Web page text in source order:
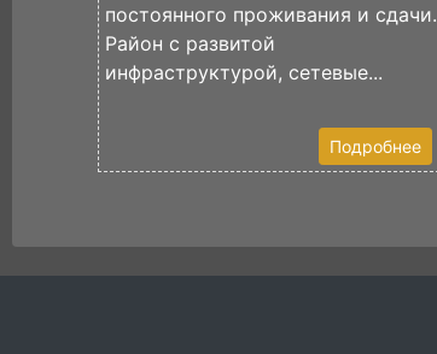
постоянного проживания и сдачи.
Район с развитой
инфраструктурой, сетевые...
Подробнее